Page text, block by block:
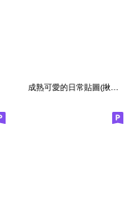
成熟可愛的日常貼圖(揪感心)